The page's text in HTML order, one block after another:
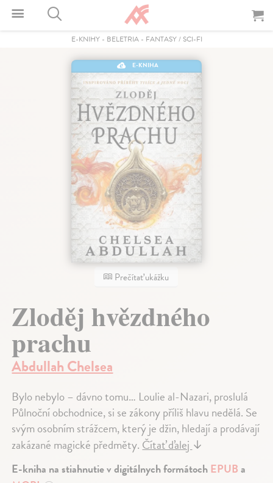
E-KNIHY- BELETRIA- FANTASY / SCI-FI
E-KNIHA
Prečítať ukážku
Zloděj hvězdného
prachu
Abdullah Chelsea
Bylo nebylo – dávno tomu… Loulie al-Nazari, proslulá
Půlnoční obchodnice, si se zákony příliš hlavu nedělá. Se
svým osobním strážcem, který je džin, hledají a prodávají
zakázané magické předměty.Čítať ďalej↓
E-kniha na stiahnutie v digitálnych formátochEPUBa